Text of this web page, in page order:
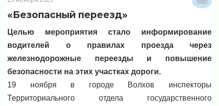
1880
«Безопасный переезд»
Целью мероприятия стало информирование
водителей о правилах проезда через
железнодорожные переезды и повышение
безопасности на этих участках дороги.
19 ноября в городе Волхов инспекторы
Территориального отдела государственного